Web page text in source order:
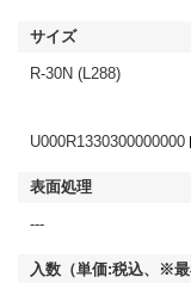
R-30N (L288)
U000R1330300000000
---